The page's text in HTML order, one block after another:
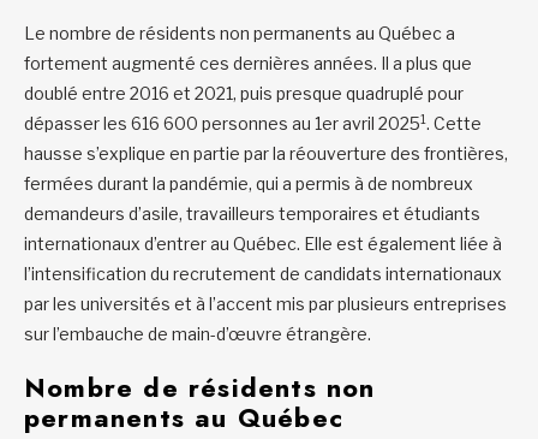
Le nombre de résidents non permanents au Québec a
fortement augmenté ces dernières années. Il a plus que
doublé entre 2016 et 2021, puis presque quadruplé pour
dépasser les 616 600 personnes au 1er avril 20251. Cette
hausse s’explique en partie par la réouverture des frontières,
fermées durant la pandémie, qui a permis à de nombreux
demandeurs d’asile, travailleurs temporaires et étudiants
internationaux d’entrer au Québec. Elle est également liée à
l’intensification du recrutement de candidats internationaux
par les universités et à l’accent mis par plusieurs entreprises
sur l’embauche de main-d’œuvre étrangère.
Nombre de résidents non
permanents au Québec